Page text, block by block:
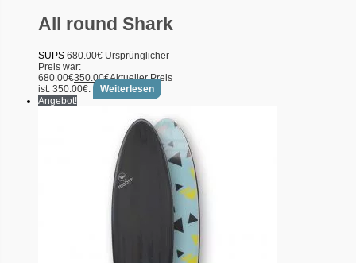
All round Shark
SUPS 680.00€ Ursprünglicher
Preis war:
680.00€350.00€Aktueller Preis
ist: 350.00€.
Weiterlesen
Angebot!